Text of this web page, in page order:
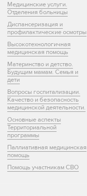
Медицинские услуги.
Отделения больницы
Диспансеризация и
профилактические осмотры
Высокотехнологичная
медицинская помощь
Материнство и детство.
Будущим мамам. Семья и
дети
Вопросы госпитализации.
Качество и безопасность
медицинской деятельности.
Основные аспекты
Территориальной
программы
Паллиативная медицинская
помощь
Помощь участникам СВО